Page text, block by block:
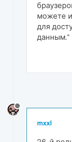
можете
для
данным."
mxxl